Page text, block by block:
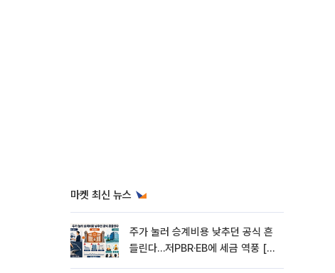
마켓 최신 뉴스
주가 눌러 승계비용 낮추던 공식 흔
들린다…저PBR·EB에 세금 역풍 [기